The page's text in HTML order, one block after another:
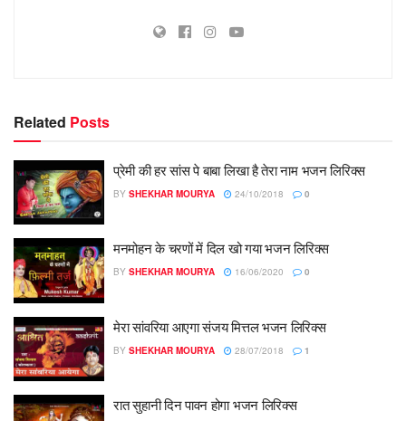
Related Posts
प्रेमी की हर सांस पे बाबा लिखा है तेरा नाम भजन लिरिक्स
BY SHEKHAR MOURYA 24/10/2018 0
मनमोहन के चरणों में दिल खो गया भजन लिरिक्स
BY SHEKHAR MOURYA 16/06/2020 0
मेरा सांवरिया आएगा संजय मित्तल भजन लिरिक्स
BY SHEKHAR MOURYA 28/07/2018 1
रात सुहानी दिन पावन होगा भजन लिरिक्स